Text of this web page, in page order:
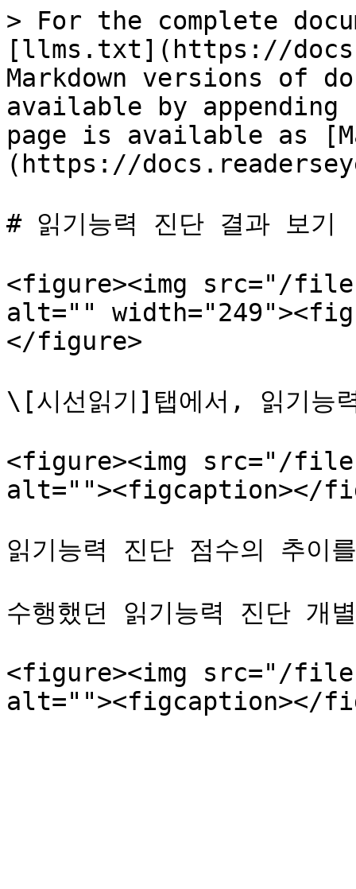
> For the complete
[llms.txt](https://
Markdown versions of
available by
page is available as
(https://
# 읽기능력 진단 결과 보기
<figure><img src="/files/
alt=""
</figure>
\[시선읽기]탭에서, 읽기능
<figure><img src="/files/
alt=""><figcaption></
읽기능력 진단 점수의 추이
수행했던 읽기능력 진단 개
<figure><img src="/